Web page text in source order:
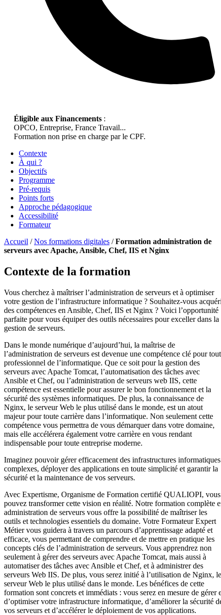
Éligible aux Financements :
OPCO, Entreprise, France Travail...
Formation non prise en charge par le CPF.
Contexte
À qui ?
Objectifs
Programme
Pré-requis
Points forts
Approche pédagogique
Accessibilité
Formateur
Accueil /Nos formations digitales /Formation administration de
serveurs avec Apache, Ansible, Chef, IIS et Nginx
Contexte de la formation
Vous cherchez à maîtriser l’administration de serveurs et à optimiser
votre gestion de l’infrastructure informatique ? Souhaitez-vous
des compétences en Ansible, Chef, IIS et Nginx ? Voici l’opportunité
parfaite pour vous équiper des outils nécessaires pour exceller dans la
gestion de serveurs.
Dans le monde numérique d’aujourd’hui, la maîtrise de
l’administration de serveurs est devenue une compétence clé pour tout
professionnel de l’informatique. Que ce soit pour la gestion des
serveurs avec Apache Tomcat, l’automatisation des tâches avec
Ansible et Chef, ou l’administration de serveurs web IIS, cette
compétence est essentielle pour assurer le bon fonctionnement et la
sécurité des systèmes informatiques. De plus, la connaissance de
Nginx, le serveur Web le plus utilisé dans le monde, est un atout
majeur pour toute carrière dans l’informatique. Non seulement cette
compétence vous permettra de vous démarquer dans votre domaine,
mais elle accélérera également votre carrière en vous rendant
indispensable pour toute entreprise moderne.
Imaginez pouvoir gérer efficacement des infrastructures informatiques
complexes, déployer des applications en toute simplicité et garantir la
sécurité et la maintenance de vos serveurs.
Avec Expertisme, Organisme de Formation certifié QUALIOPI, vous
pouvez transformer cette vision en réalité. Notre formation complète
administration de serveurs vous offre la possibilité de maîtriser les
outils et technologies essentiels du domaine. Votre Formateur Expert
Métier vous guidera à travers un parcours d’apprentissage adapté et
efficace, vous permettant de comprendre et de mettre en pratique les
concepts clés de l’administration de serveurs. Vous apprendrez non
seulement à gérer des serveurs avec Apache Tomcat, mais aussi à
automatiser des tâches avec Ansible et Chef, et à administrer des
serveurs Web IIS. De plus, vous serez initié à l’utilisation de Nginx, le
serveur Web le plus utilisé dans le monde. Les bénéfices de cette
formation sont concrets et immédiats : vous serez en mesure de gérer
d’optimiser votre infrastructure informatique, d’améliorer la sécurité
vos serveurs et d’accélérer le déploiement de vos applications.